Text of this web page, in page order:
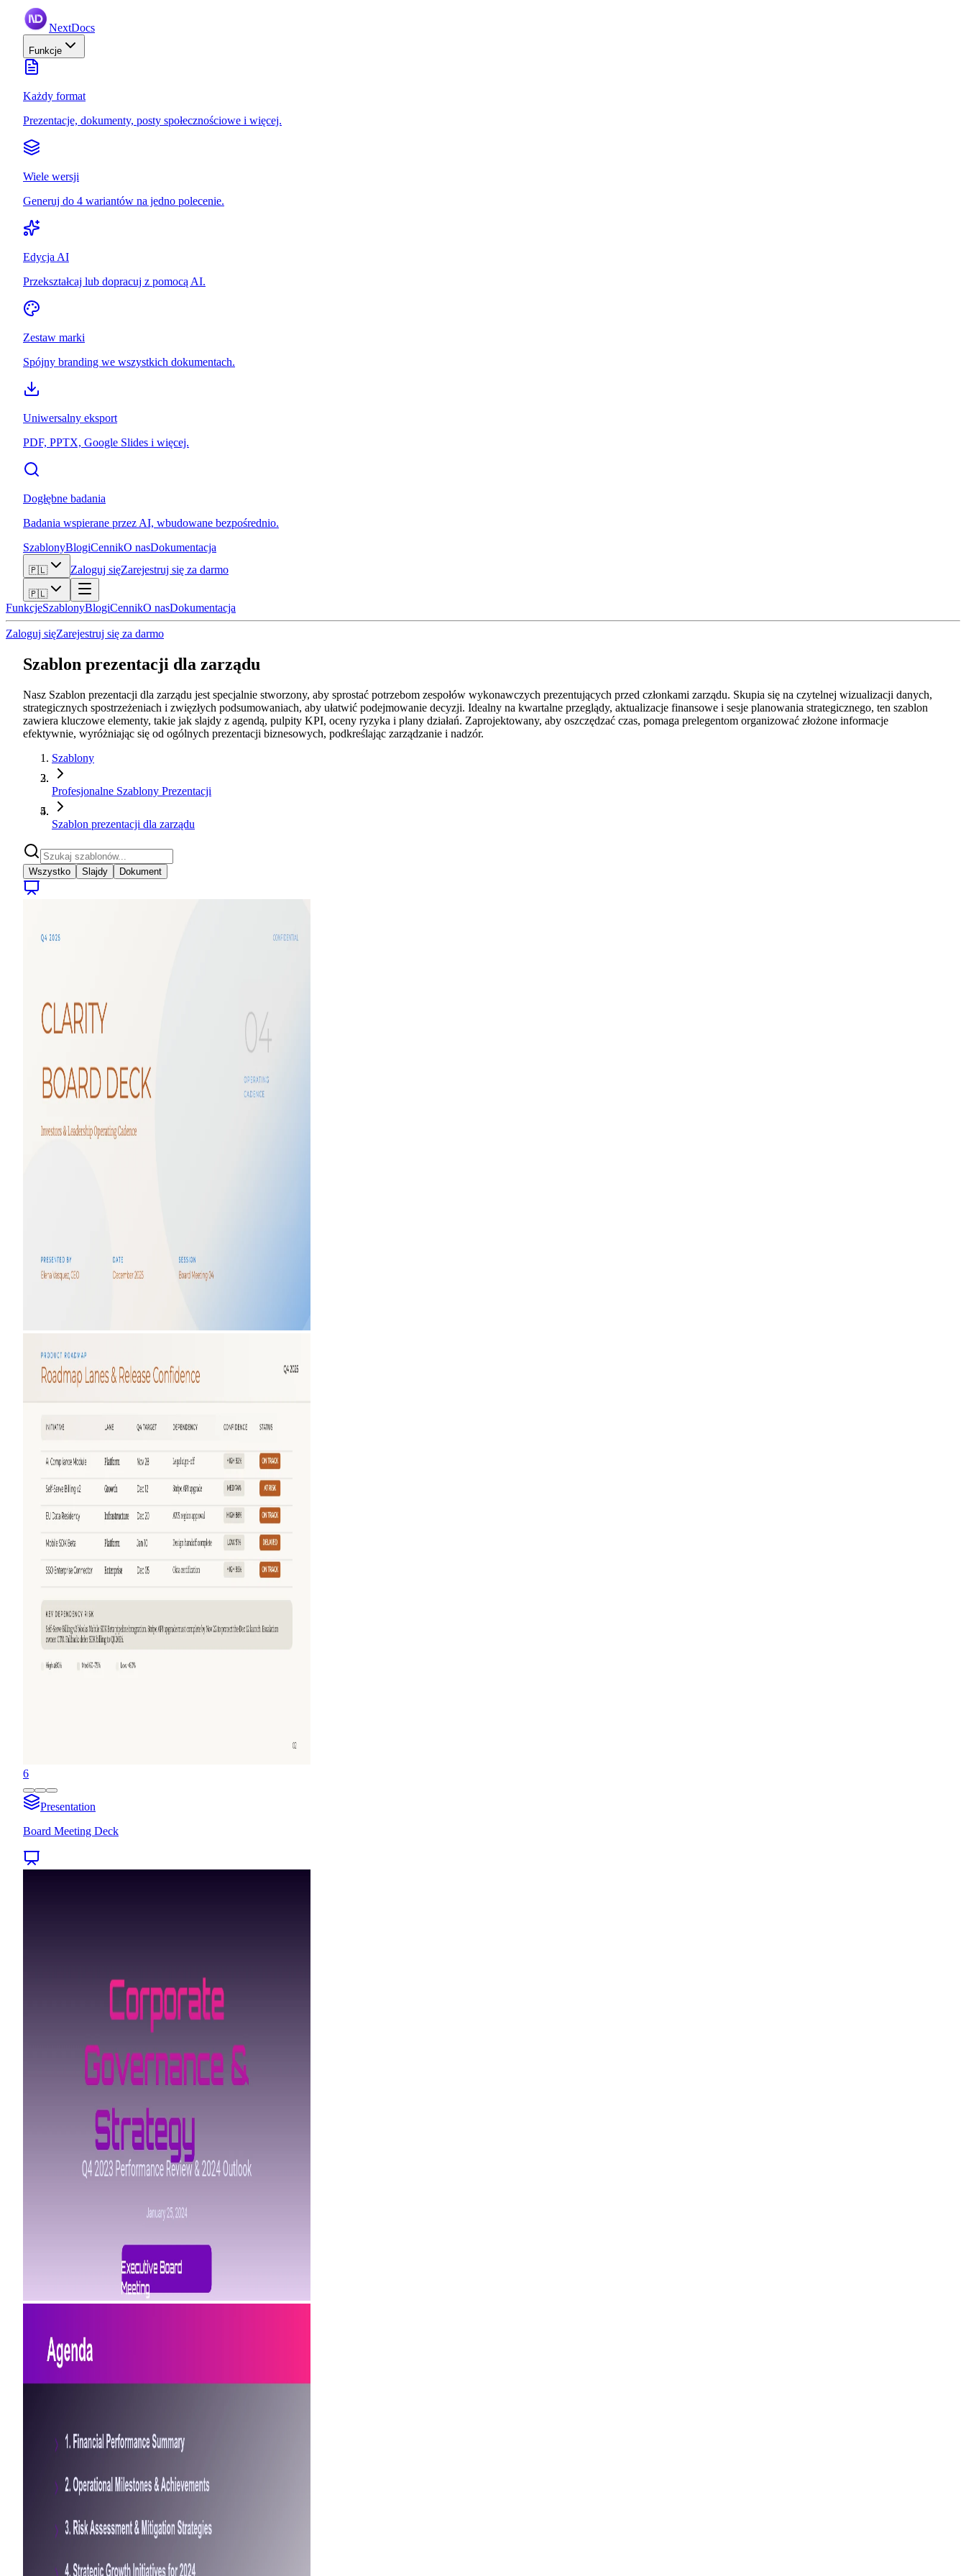
NextDocs
Funkcje
Każdy format
Prezentacje, dokumenty, posty społecznościowe i więcej.
Wiele wersji
Generuj do 4 wariantów na jedno polecenie.
Edycja AI
Przekształcaj lub dopracuj z pomocą AI.
Zestaw marki
Spójny branding we wszystkich dokumentach.
Uniwersalny eksport
PDF, PPTX, Google Slides i więcej.
Dogłębne badania
Badania wspierane przez AI, wbudowane bezpośrednio.
SzablonyBlogiCennikO nasDokumentacja
🇵🇱 Zaloguj sięZarejestruj się za darmo
🇵🇱
FunkcjeSzablonyBlogiCennikO nasDokumentacja
Zaloguj sięZarejestruj się za darmo
Szablon prezentacji dla zarządu
Nasz Szablon prezentacji dla zarządu jest specjalnie stworzony, aby sprostać potrzebom zespołów wykonawczych prezentujących przed członkami zarządu. Skupia się na czytelnej wizualizacji danych,
strategicznych spostrzeżeniach i zwięzłych podsumowaniach, aby ułatwić podejmowanie decyzji. Idealny na kwartalne przeglądy, aktualizacje finansowe i sesje planowania strategicznego, ten szablon
zawiera kluczowe elementy, takie jak slajdy z agendą, pulpity KPI, oceny ryzyka i plany działań. Zaprojektowany, aby oszczędzać czas, pomaga prelegentom organizować złożone informacje
efektywnie, wyróżniając się od ogólnych prezentacji biznesowych, podkreślając zarządzanie i nadzór.
Szablony
Profesjonalne Szablony Prezentacji
Szablon prezentacji dla zarządu
Wszystko Slajdy Dokument
6
Presentation
Board Meeting Deck